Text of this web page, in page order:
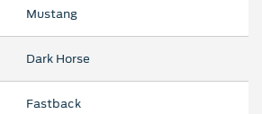
Mustang
Dark Horse
Fastback